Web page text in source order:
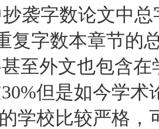
袭字数论文中
复字数本章节的
至外文也包含
但是如今学
学校比较严格